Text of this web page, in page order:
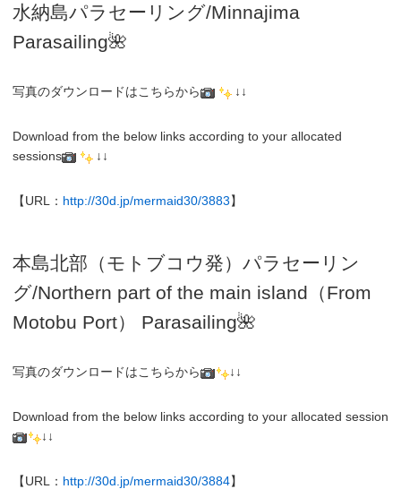
水納島パラセーリング/Minnajima
Parasailing🌺
写真のダウンロードはこちらから ↓↓
Download from the below links according to your allocated
sessions
↓↓
【URL： http://30d.jp/mermaid30/3883】
本島北部（モトブコウ発）パラセーリン
グ/Northern part of the main island（From
Motobu Port）
Parasailing🌺
写真のダウンロードはこちらから ↓↓
Download from the below links according to your allocated session
↓↓
【URL： http://30d.jp/mermaid30/3884】